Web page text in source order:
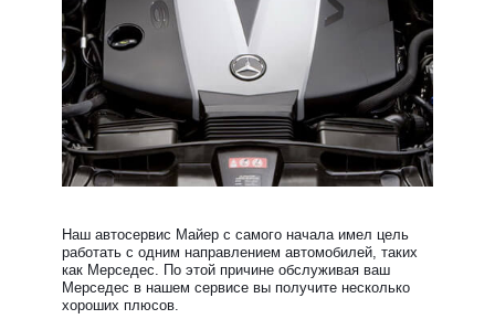
Наш автосервис Майер с самого начала имел цель
работать с одним направлением автомобилей, таких
как Мерседес. По этой причине обслуживая ваш
Мерседес в нашем сервисе вы получите несколько
хороших плюсов.